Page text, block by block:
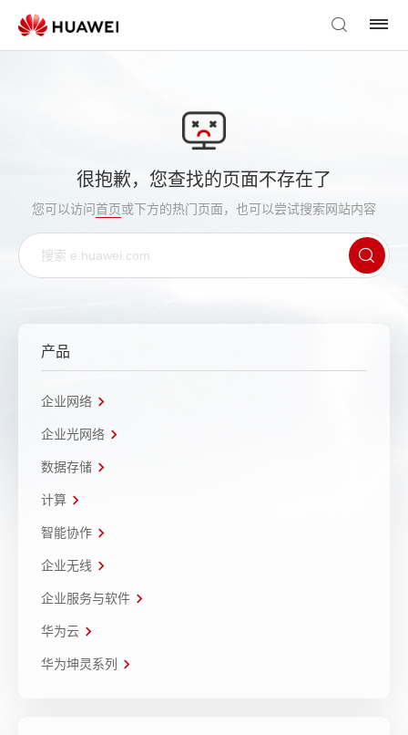
很抱歉，您查找的页面不存在了
您可以访问首页或下方的热门页面，也可以尝试搜索网站内容
产品
企业网络
企业光网络
数据存储
计算
智能协作
企业无线
企业服务与软件
华为云
华为坤灵系列